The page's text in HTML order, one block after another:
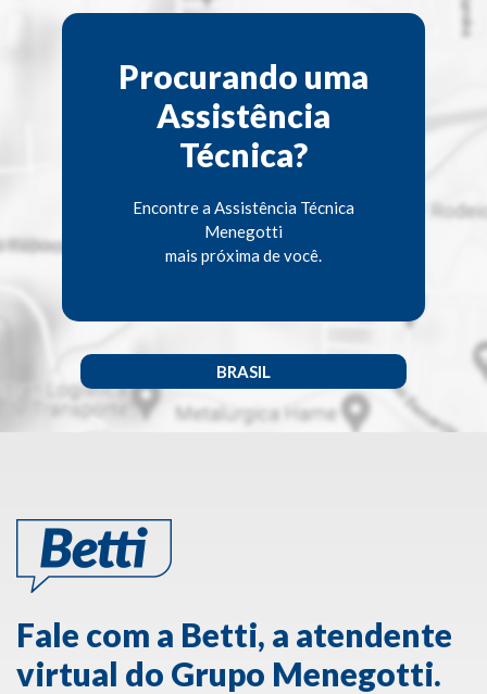
Procurando uma
Assistência
Técnica?
Encontre a Assistência Técnica
Menegotti
mais próxima de você.
BRASIL
Fale com a Betti, a atendente
virtual do Grupo Menegotti.